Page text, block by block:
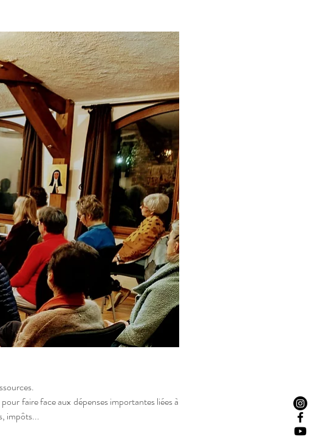
faire face aux dépenses importantes liées à
impôts...